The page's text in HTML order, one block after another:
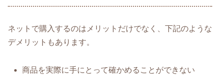
ネットで購入するのはメリットだけでなく、下記のような
デメリットもあります。
商品を実際に手にとって確かめることができない